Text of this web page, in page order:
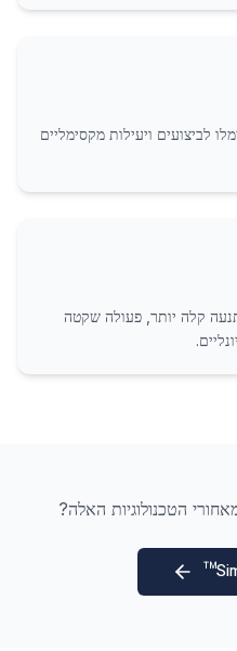
לביצועים ויעילות מקסימליים
קלה יותר, פעולה שקטה
הטכנולוגיות האלה?